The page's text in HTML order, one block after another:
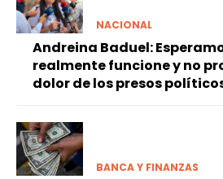
NACIONAL
Andreina Baduel:
realmente funcione y no
dolor de los presos
BANCA Y FINANZAS